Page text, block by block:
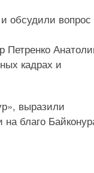
обсудили вопрос
Петренко
кадрах и
выразили
на благо